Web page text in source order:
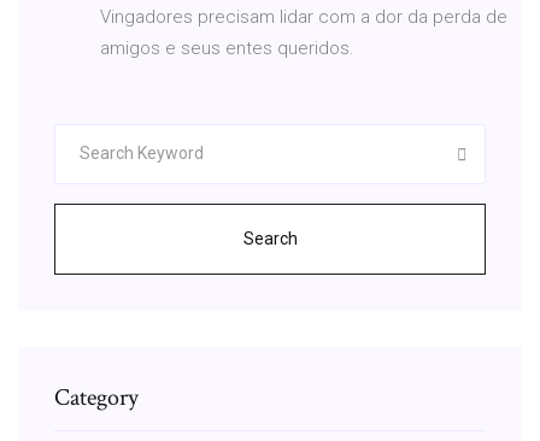
Vingadores precisam lidar com a dor da perda de
amigos e seus entes queridos.
Search
Category